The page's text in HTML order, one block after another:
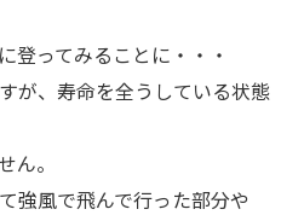
登ってみることに・・・
が、寿命を全うしている状態
ん。
強風で飛んで行った部分や